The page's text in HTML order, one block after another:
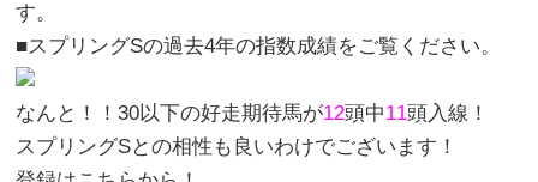
す。
■スプリングSの過去4年の指数成績をご覧ください。
なんと！！30以下の好走期待馬が12頭中11頭入線！
スプリングSとの相性も良いわけでございます！